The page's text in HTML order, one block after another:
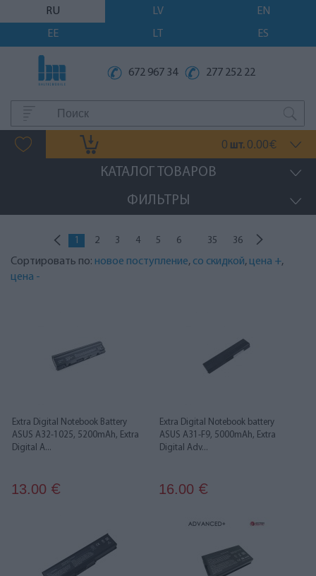
RU LV
EN
EE
LT ES
672 967 34 277 252 22
0 шт. 0.00€
КАТАЛОГ ТОВАРОВ
ФИЛЬТРЫ
1 2 3 4 5 6 35 36
Сортировать по: новое поступление, со скидкой, цена +,
цена -
Extra Digital Notebook Battery
ASUS A32-1025, 5200mAh, Extra
Digital A...
13.00 €
Extra Digital Notebook battery
ASUS A31-F9, 5000mAh, Extra
Digital Adv...
16.00 €